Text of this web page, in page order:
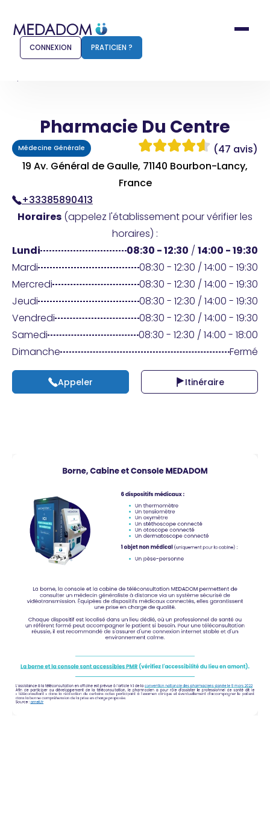
Comment ça marche ?
Pour les patients
Connexion
Praticien ?
CONNEXION PRATICIEN ?
Pharmacie Du Centre
Médecine Générale
(47 avis)
19 Av. Général de Gaulle, 71140 Bourbon-Lancy,
France
+33385890413
Horaires (appelez l'établissement pour vérifier les
horaires) :
Lundi
08:30 - 12:30 / 14:00 - 19:30
Mardi
08:30 - 12:30 / 14:00 - 19:30
Mercredi
08:30 - 12:30 / 14:00 - 19:30
Jeudi
08:30 - 12:30 / 14:00 - 19:30
Vendredi
08:30 - 12:30 / 14:00 - 19:30
Samedi
08:30 - 12:30 / 14:00 - 18:00
Dimanche
Fermé
Appeler Itinéraire